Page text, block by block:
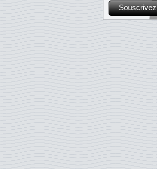
Souscrivez